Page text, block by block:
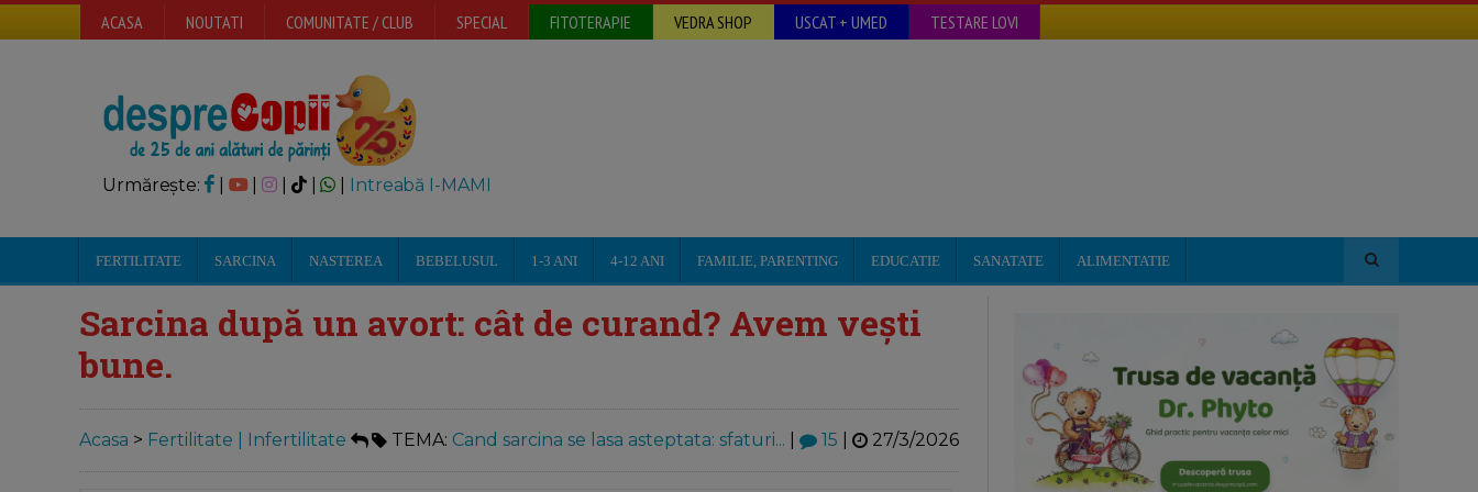
ACASA NOUTATI COMUNITATE / CLUB SPECIAL FITOTERAPIE VEDRA SHOP USCAT + UMED TESTARE LOVI
Urmărește: | | Intreabă I-MAMI
FERTILITATE SARCINA NASTEREA BEBELUSUL 1-3 ANI 4-12 ANI FAMILIE, PARENTING EDUCATIE SANATATE ALIMENTATIE
Sarcina după un avort: cât de curand? Avem vești
bune.
Acasa > Fertilitate | Infertilitate TEMA: Cand sarcina se lasa asteptata: sfaturi... 15 27/3/2026